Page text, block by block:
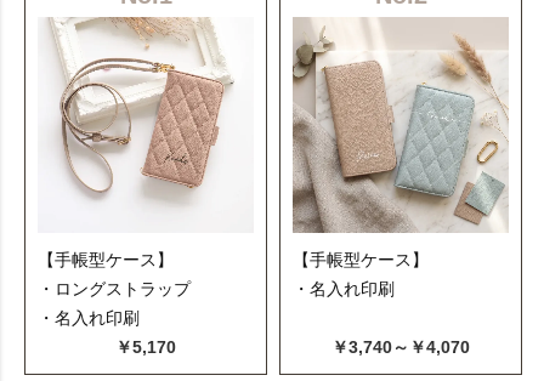
【手帳型ケース】
・ロングストラップ
・名入れ印刷
￥5,170
【手帳型ケース】
・名入れ印刷
￥3,740～￥4,070